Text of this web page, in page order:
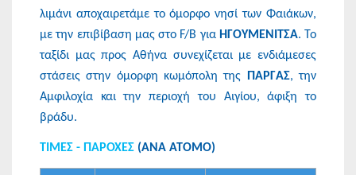
λιμάνι αποχαιρετάμε το όμορφο νησί των Φαιάκων,
με την επιβίβαση μας στο F/B για ΗΓΟΥΜΕΝΙΤΣΑ. Το
ταξίδι μας προς Αθήνα συνεχίζεται με ενδιάμεσες
στάσεις στην όμορφη κωμόπολη της
ΠΑΡΓΑΣ, την
Αμφιλοχία και την περιοχή του Αιγίου, άφιξη το
βράδυ.
ΤΙΜΕΣ - ΠΑΡΟΧΕΣ (ΑΝΑ ΑΤΟΜΟ)